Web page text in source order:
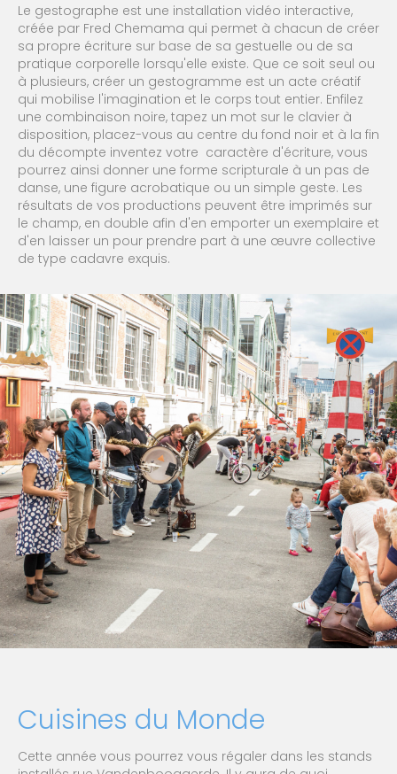
Le gestographe est une installation vidéo interactive,
créée par Fred Chemama qui permet à chacun de créer
sa propre écriture sur base de sa gestuelle ou de sa
pratique corporelle lorsqu'elle existe. Que ce soit seul ou
à plusieurs, créer un gestogramme est un acte créatif
qui mobilise l'imagination et le corps tout entier. Enfilez
une combinaison noire, tapez un mot sur le clavier à
disposition, placez-vous au centre du fond noir et à la fin
du décompte inventez votre caractère d'écriture, vous
pourrez ainsi donner une forme scripturale à un pas de
danse, une figure acrobatique ou un simple geste. Les
résultats de vos productions peuvent être imprimés sur
le champ, en double afin d'en emporter un exemplaire et
d'en laisser un pour prendre part à une œuvre collective
de type cadavre exquis.
Cuisines du Monde
Cette année vous pourrez vous régaler dans les stands